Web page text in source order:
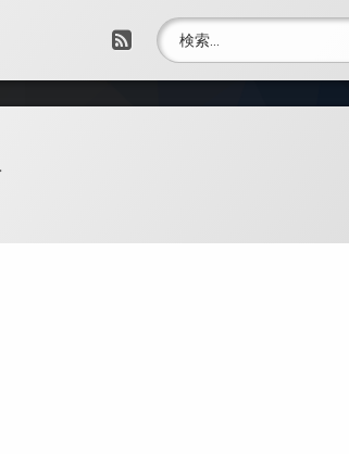
RSS
検索: